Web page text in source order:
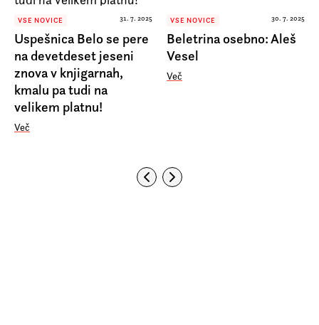
VSE NOVICE 31. 7. 2025
Uspešnica Belo se pere
na devetdeset jeseni
znova v knjigarnah,
kmalu pa tudi na
velikem platnu!
Več
VSE NOVICE 30. 7. 2025
Beletrina osebno: Aleš
Vesel
Več